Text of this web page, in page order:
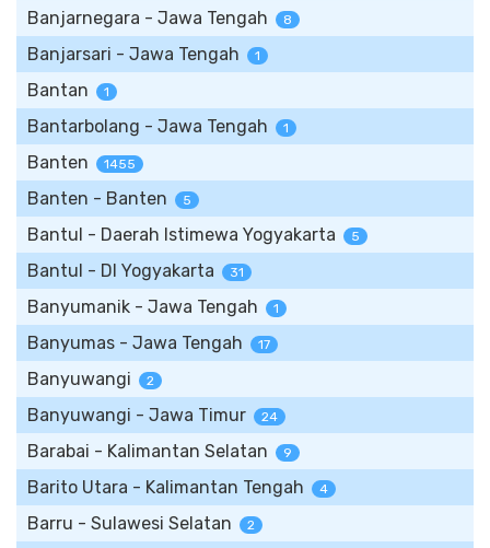
Banjarnegara - Jawa Tengah 8
Banjarsari - Jawa Tengah 1
Bantan 1
Bantarbolang - Jawa Tengah 1
Banten 1455
Banten - Banten 5
Bantul - Daerah Istimewa Yogyakarta 5
Bantul - DI Yogyakarta 31
Banyumanik - Jawa Tengah 1
Banyumas - Jawa Tengah 17
Banyuwangi 2
Banyuwangi - Jawa Timur 24
Barabai - Kalimantan Selatan 9
Barito Utara - Kalimantan Tengah 4
Barru - Sulawesi Selatan 2